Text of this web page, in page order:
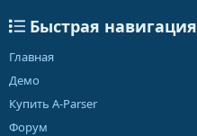
Быстрая навигация
Главная
Демо
Купить A-Parser
Форум